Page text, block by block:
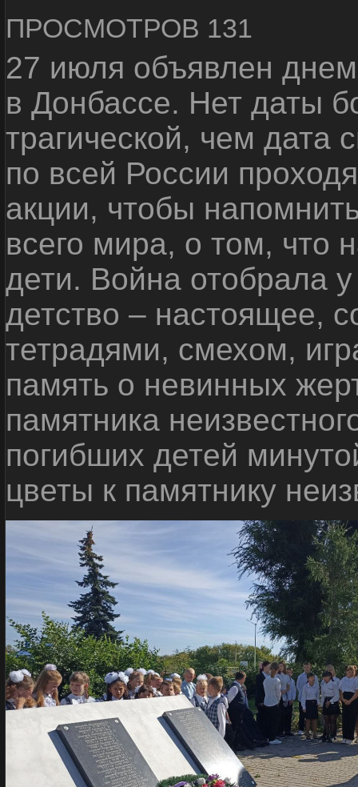
ПРОСМОТРОВ 131
27 июля объявлен
в Донбассе. Нет даты
трагической, чем дата
по всей России
акции, чтобы
всего мира, о том, что
дети. Война отобрала
детство – настоящее,
тетрадями, смехом,
память о невинных
памятника
погибших детей
цветы к памятнику